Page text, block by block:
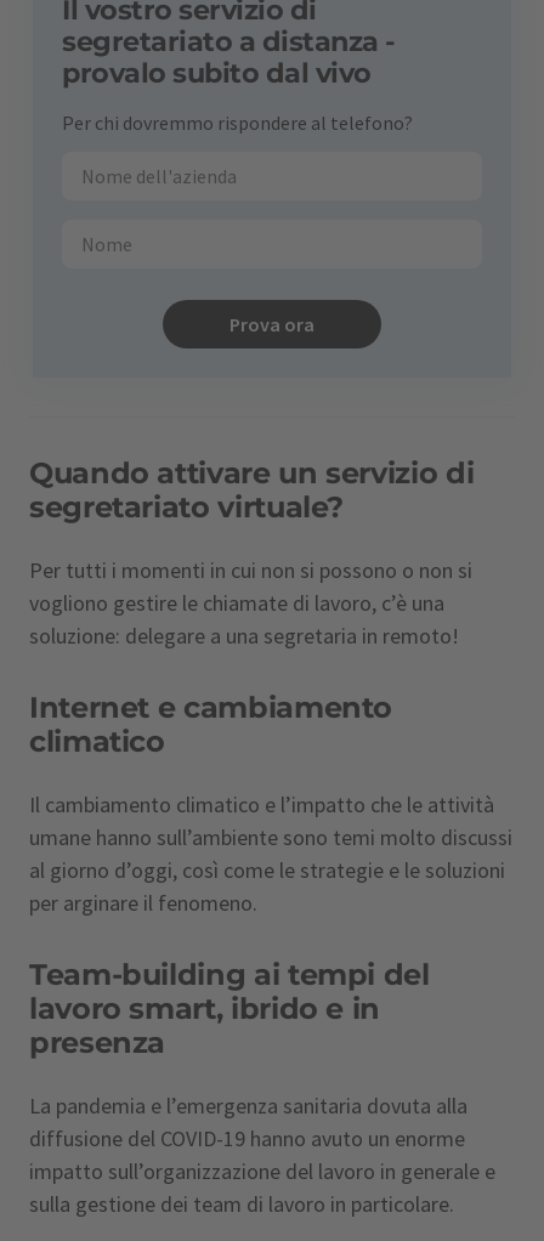
Il vostro servizio di
segretariato a distanza -
provalo subito dal vivo
Per chi dovremmo rispondere al telefono?
Prova ora
Quando attivare un servizio di
segretariato virtuale?
Per tutti i momenti in cui non si possono o non si
vogliono gestire le chiamate di lavoro, c’è una
soluzione: delegare a una segretaria in remoto!
Internet e cambiamento
climatico
Il cambiamento climatico e l’impatto che le attività
umane hanno sull’ambiente sono temi molto discussi
al giorno d’oggi, così come le strategie e le soluzioni
per arginare il fenomeno.
Team-building ai tempi del
lavoro smart, ibrido e in
presenza
La pandemia e l’emergenza sanitaria dovuta alla
diffusione del COVID-19 hanno avuto un enorme
impatto sull’organizzazione del lavoro in generale e
sulla gestione dei team di lavoro in particolare.